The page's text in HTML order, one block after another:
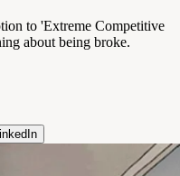
to 'Extreme Competitive
about being broke.